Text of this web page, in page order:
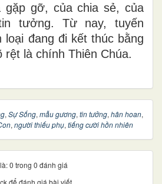
gặp gỡ, của chia sẻ, của
tưởng. Từ nay, tuyến
loại đang đi kết thúc bằng
rệt là chính Thiên Chúa.
, Sự Sống, mẫu gương, tin tưởng, hân hoan,
, người thiếu phụ, tiếng cười hồn nhiên
0 trong 0 đánh giá
để đánh giá bài viết